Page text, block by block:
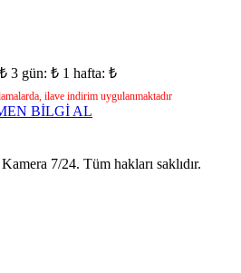
3 gün: ₺ 1 hafta: ₺
ilave indirim uygulanmaktadır
BİLGİ AL
7/24. Tüm hakları saklıdır.